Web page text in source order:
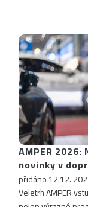
AMPER
novinky v
přidáno 12.12.
Veletrh AMPER